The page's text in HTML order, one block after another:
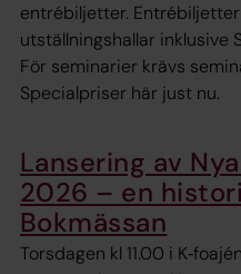
entrébiljetter.
utställningshallar inklusive
För seminarier krävs
Specialpriser här just nu.
Lansering av
2026 – en
Bokmässan
Torsdagen kl 11.00 i